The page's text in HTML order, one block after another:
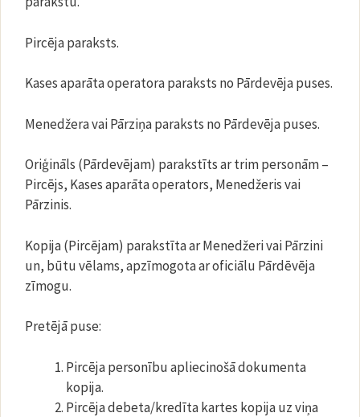
Pircēja paraksts.
Kases aparāta operatora paraksts no Pārdevēja puses.
Menedžera vai Pārziņa paraksts no Pārdevēja puses.
Oriģināls (Pārdevējam) parakstīts ar trim personām –
Pircējs, Kases aparāta operators, Menedžeris vai
Pārzinis.
Kopija (Pircējam) parakstīta ar Menedžeri vai Pārzini
un, būtu vēlams, apzīmogota ar oficiālu Pārdēvēja
zīmogu.
Pretējā puse:
Pircēja personību apliecinošā dokumenta
kopija.
Pircēja debeta/kredīta kartes kopija uz viņa